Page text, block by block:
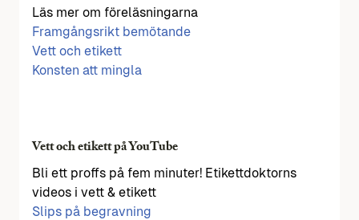
Läs mer om föreläsningarna
Framgångsrikt bemötande
Vett och etikett
Konsten att mingla
Vett och etikett på YouTube
Bli ett proffs på fem minuter! Etikettdoktorns
videos i vett & etikett
Slips på begravning